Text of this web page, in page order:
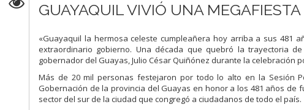
GUAYAQUIL VIVIÓ UNA
«Guayaquil la hermosa celeste cumpleañera hoy arriba a sus
extraordinario gobierno. Una década que quebró la trayectoria
gobernador del Guayas, Julio César Quiñónez durante la celebración
Más de 20 mil personas festejaron por todo lo alto en la Sesión
Gobernación de la provincia del Guayas en honor a los 481 años
sector del sur de la ciudad que congregó a ciudadanos de todo el país.